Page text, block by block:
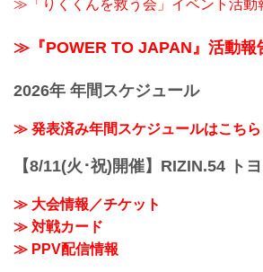
≫「りくくんを救う会」イベント活動
≫『POWER TO JAPAN』活動報
2026年 年間スケジュール
≫ 発表済み年間スケジュールはこちら
【8/11(火･祝)開催】RIZIN.54 ト
≫ 大会情報／チケット
≫ 対戦カード
≫ PPV配信情報